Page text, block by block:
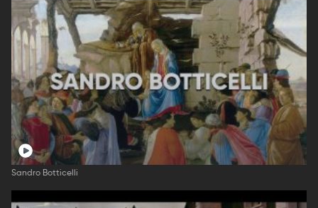
Sandro Botticelli